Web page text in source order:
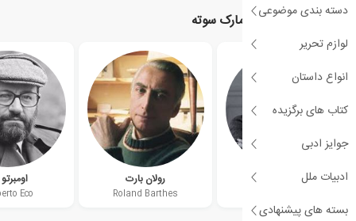
دسته بندی موضوعی
لوازم تحریر
انواع داستان
کتاب های برگزیده
جوایز ادبی
ادبیات ملل
بسته های پیشنهادی
نویسندگان مرتبط با مارک سوته
رولان بارت
Roland Barthes
Eco